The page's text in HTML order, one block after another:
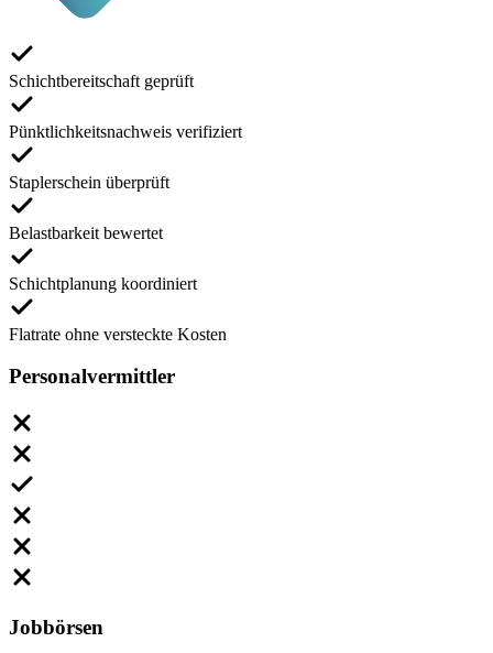
Schichtbereitschaft geprüft
Pünktlichkeitsnachweis verifiziert
Staplerschein überprüft
Belastbarkeit bewertet
Schichtplanung koordiniert
Flatrate ohne versteckte Kosten
Personalvermittler
Jobbörsen